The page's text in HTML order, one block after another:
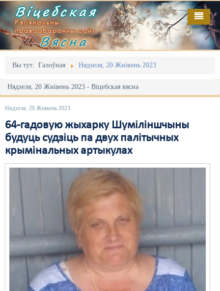
Віцебская
Рэгіянальны
праваабарончы сайт
Вясна
Вы тут: Галоўная Нядзеля, 20 Жнівень 2023
Нядзеля, 20 Жнівень 2023 - Віцебская вясна
Нядзеля, 20 Жнівень 2023
64-гадовую жыхарку Шуміліншчыны
будуць судзіць па двух палітычных
крымінальных артыкулах
Галоўная
Адміністрацыйны перасьлед
Акцыі
Выбары
Грамадзянскія ініцыятывы
Дзяржава
КПЧ ААН
Культурныя правы
Выданьні
Відэа
Пра нас
RSS